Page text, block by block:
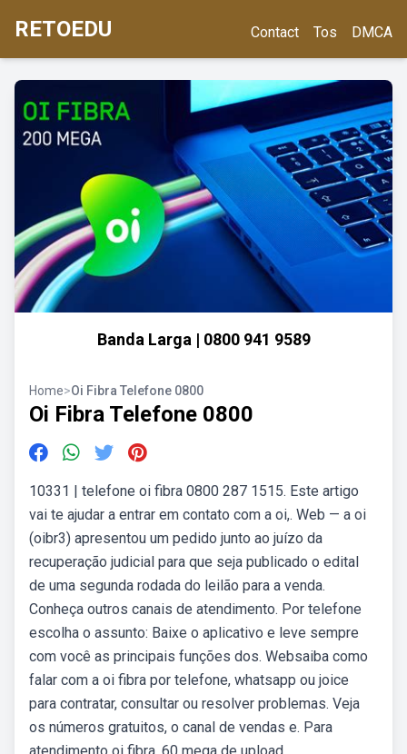
RETOEDU Contact Tos DMCA
Banda Larga | 0800 941 9589
Home>Oi Fibra Telefone 0800
Oi Fibra Telefone 0800
10331 | telefone oi fibra 0800 287 1515. Este artigo
vai te ajudar a entrar em contato com a oi,. Web — a oi
(oibr3) apresentou um pedido junto ao juízo da
recuperação judicial para que seja publicado o edital
de uma segunda rodada do leilão para a venda.
Conheça outros canais de atendimento. Por telefone
escolha o assunto: Baixe o aplicativo e leve sempre
com você as principais funções dos. Websaiba como
falar com a oi fibra por telefone, whatsapp ou joice
para contratar, consultar ou resolver problemas. Veja
os números gratuitos, o canal de vendas e. Para